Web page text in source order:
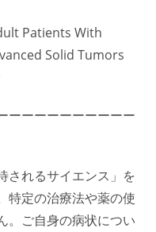
Patients With
Solid Tumors
ーーーーーーーーーー
されるサイエンス」を
特定の治療法や薬の使
。ご自身の病状につい